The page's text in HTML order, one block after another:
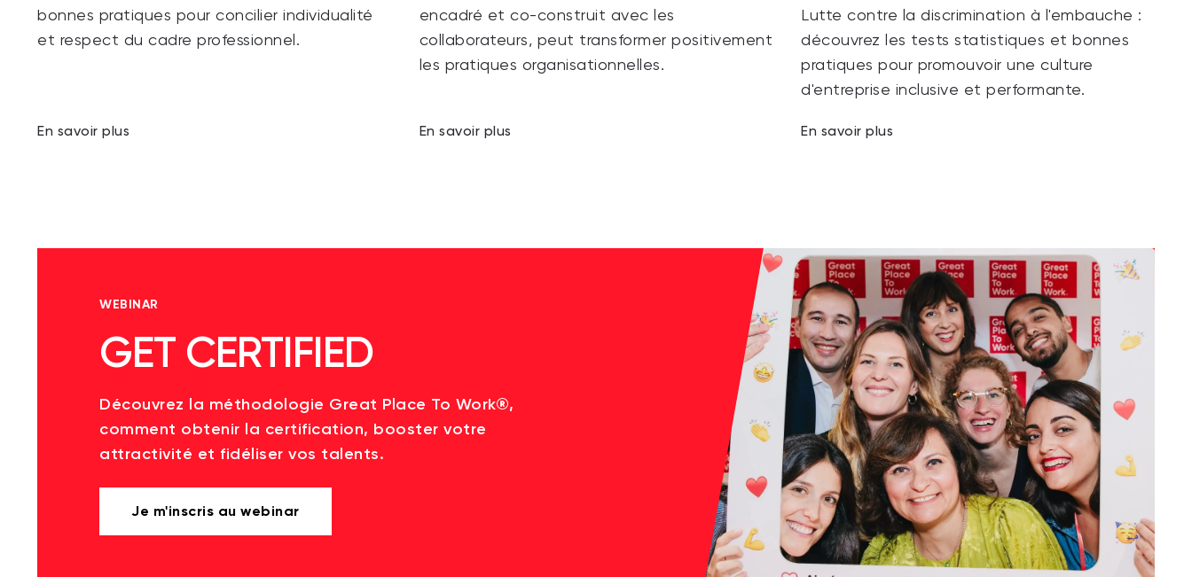
bonnes pratiques pour concilier individualité
et respect du cadre professionnel.
En savoir plus
encadré et co-construit avec les
collaborateurs, peut transformer positivement
les pratiques organisationnelles.
En savoir plus
Lutte contre la discrimination à l'embauche :
découvrez les tests statistiques et bonnes
pratiques pour promouvoir une culture
d'entreprise inclusive et performante.
En savoir plus
WEBINAR
GET CERTIFIED
Découvrez la méthodologie Great Place To Work®,
comment obtenir la certification, booster votre
attractivité et fidéliser vos talents.
Je m'inscris au webinar